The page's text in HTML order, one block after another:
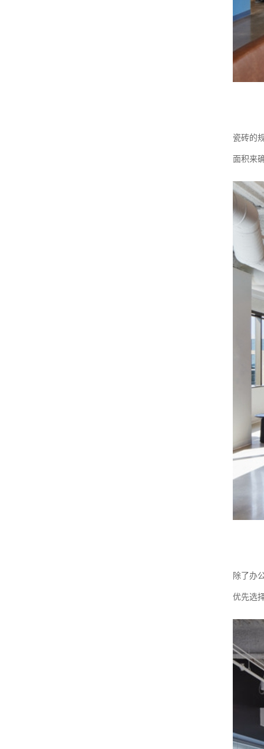
瓷砖的
面积来
除了办
优先选